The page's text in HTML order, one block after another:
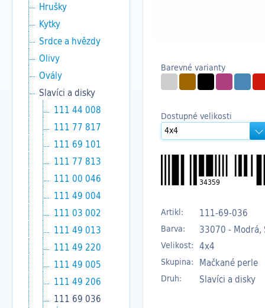
Hrušky
Kytky
Srdce a hvězdy
Olivy
Ovály
Slavíci a disky
111 44 008
111 77 817
111 69 101
111 77 813
111 00 046
111 49 004
111 03 002
111 49 013
111 49 220
111 49 005
111 49 206
111 69 036
Barevné varianty
Dostupné velikosti
34359
Artikl: 111-69-036
Barva: 33070 - Modrá,
Velikost: 4x4
Skupina: Mačkané perle
Druh: Slavíci a disky